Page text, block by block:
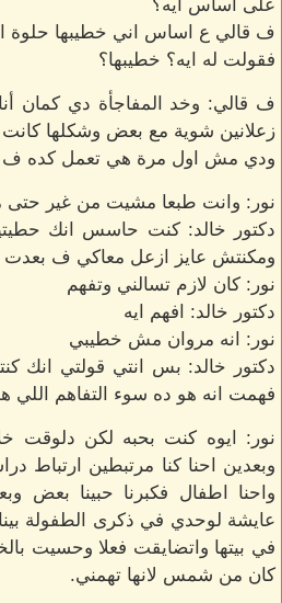
على اساس ايه؟
ف قالي ع اساس اني خطيبها حلوة
فقولت له ايه؟ خطيبها؟
ف قالي: وخد المفاجأة دي كمان
زعلانين شوية مع بعض وشكلها
ودي مش اول مرة هي تعمل كده ف
نور: وانت طبعا مشيت من غير حتى
دكتور خالد: كنت حاسس انك
ومكنتش عايز ازعل معاكي ف
نور: كان لازم تسالني وتفهم
دكتور خالد: افهم ايه
نور: انه مروان مش خطيبي
دكتور خالد: بس انتي قولتي انك
فهمت انه هو ده سوء التفاهم اللي
نور: ايوه كنت بحبه لكن دلوقت
وبعدين احنا كنا مرتبطين ارتباط
واحنا اطفال فكبرنا حبينا بعض
عايشة لوحدي في ذكرى الطفولة
في بيتها واتضايقت فعلا وحسيت
كان من شمس لانها تهمني.